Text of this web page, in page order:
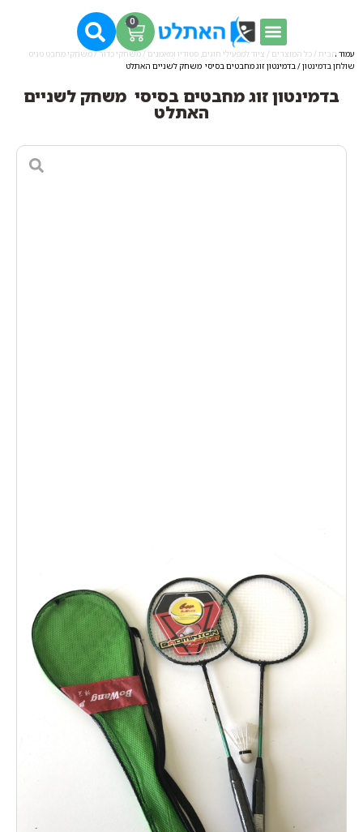
0
עמוד הבית / כל המוצרים / ציוד למפעילי חוגים, סטודיו ומאמנים / משחקי כדור/משחקי מחבט טניס
שולחן בדמינטון/ בדמינטון זוג מחבטים בסיסי משחק לשניים האתלט
בדמינטון זוג מחבטים בסיסי משחק לשניים
האתלט